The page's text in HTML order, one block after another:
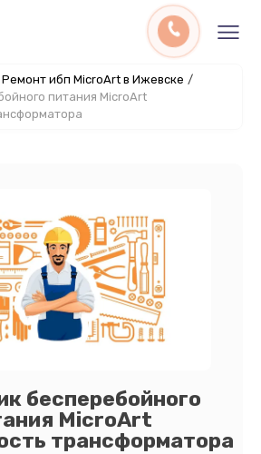
Ремонт ибп MicroArt в Ижевске /
питания MicroArt
бесперебойного
MicroArt
трансформатора